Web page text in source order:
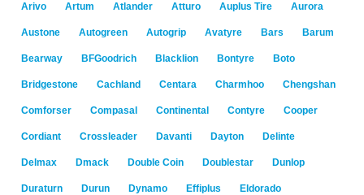
Arivo Artum Atlander Atturo Auplus Tire Aurora
Austone Autogreen Autogrip Avatyre Bars Barum
Bearway BFGoodrich Blacklion Bontyre Boto
Bridgestone Cachland Centara Charmhoo Chengshan
Comforser Compasal Continental Contyre Cooper
Cordiant Crossleader Davanti Dayton Delinte
Delmax Dmack Double Coin Doublestar Dunlop
Duraturn Durun Dynamo Effiplus Eldorado